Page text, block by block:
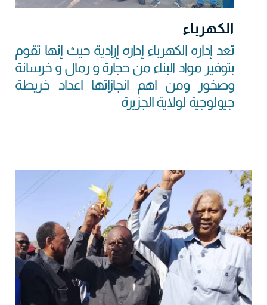
الكهرباء
تعد إداره الكهرباء إداره إرادية حيث إنها تقوم
بتوفير مواد البناء من حجارة و رمال و خرسانة
وصخور ومن اهم انجازاتها اعداد خريطة
جيولوجية لولاية الجزيرة